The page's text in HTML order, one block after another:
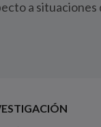
a situaciones